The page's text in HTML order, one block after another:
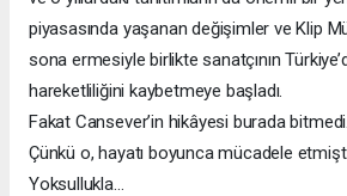
piyasasında yaşanan değişimler ve Klip
sona ermesiyle birlikte sanatçının
hareketliliğini kaybetmeye başladı.
Fakat Cansever’in hikâyesi burada bitmedi.
Çünkü o, hayatı boyunca mücadele
Yoksullukla…